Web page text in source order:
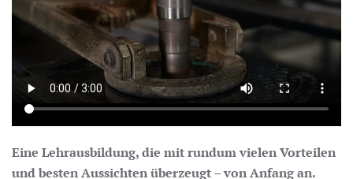
Eine Lehrausbildung, die mit rundum vielen Vorteilen
und besten Aussichten überzeugt – von Anfang an.